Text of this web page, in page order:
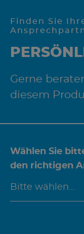
Finden Sie
Gerne
diesem
Wählen Sie
den richtigen